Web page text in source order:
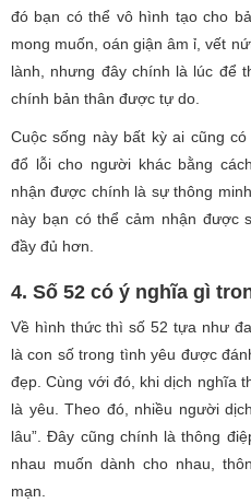
đó bạn có thể vô hình tạo cho
mong muốn, oán giận âm ỉ, vết
lành, nhưng đây chính là lúc để
chính bản thân được tự do.
Cuộc sống này bất kỳ ai cũng
đổ lỗi cho người khác bằng
nhận được chính là sự thông
này bạn có thể cảm nhận được
đầy đủ hơn.
4. Số 52 có ý nghĩa gì
Về hình thức thì số 52 tựa như
là con số trong tình yêu được
đẹp. Cùng với đó, khi dịch nghĩa
là yêu. Theo đó, nhiều người
lâu”. Đây cũng chính là thông
nhau muốn dành cho nhau,
mạn.